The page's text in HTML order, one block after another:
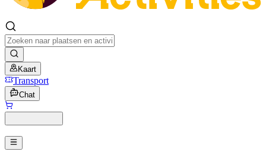
Kaart
Transport
Chat